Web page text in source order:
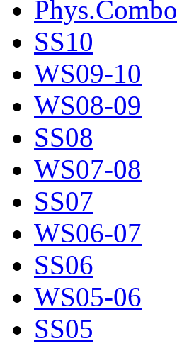
Phys.Combo
SS10
WS09-10
WS08-09
SS08
WS07-08
SS07
WS06-07
SS06
WS05-06
SS05